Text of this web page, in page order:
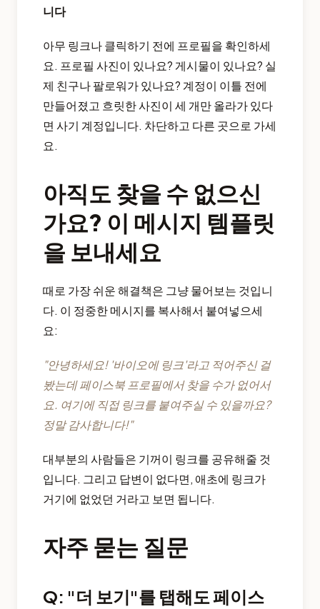
니다
아무 링크나 클릭하기 전에 프로필을 확인하세
요. 프로필 사진이 있나요? 게시물이 있나요? 실
제 친구나 팔로워가 있나요? 계정이 이틀 전에
만들어졌고 흐릿한 사진이 세 개만 올라가 있다
면 사기 계정입니다. 차단하고 다른 곳으로 가세
요.
아직도 찾을 수 없으신
가요? 이 메시지 템플릿
을 보내세요
때로 가장 쉬운 해결책은 그냥 물어보는 것입니
다. 이 정중한 메시지를 복사해서 붙여넣으세
요:
"안녕하세요! '바이오에 링크'라고 적어주신 걸
봤는데 페이스북 프로필에서 찾을 수가 없어서
요. 여기에 직접 링크를 붙여주실 수 있을까요?
정말 감사합니다!"
대부분의 사람들은 기꺼이 링크를 공유해줄 것
입니다. 그리고 답변이 없다면, 애초에 링크가
거기에 없었던 거라고 보면 됩니다.
자주 묻는 질문
Q: "더 보기"를 탭해도 페이스